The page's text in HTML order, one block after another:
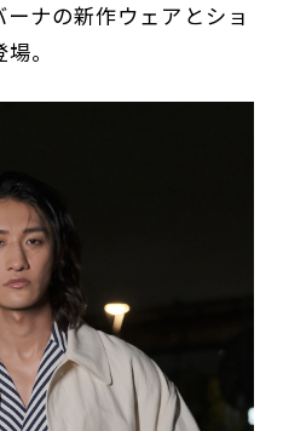
ナの新作ウェアとショ
。